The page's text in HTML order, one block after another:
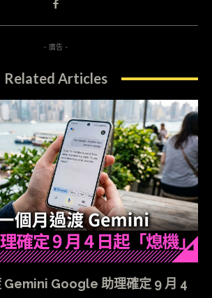
- 廣告 -
Related Articles
Gemini Google 助理確定 9 月 4